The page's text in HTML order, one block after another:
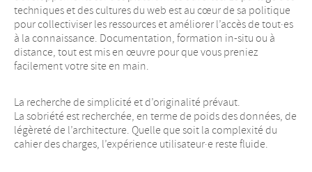
techniques et des cultures du web est au cœur de sa politique
pour collectiviser les ressources et améliorer l’accès de tout·es
à la connaissance. Documentation, formation in-situ ou à
distance, tout est mis en œuvre pour que vous preniez
facilement votre site en main.
La recherche de simplicité et d’originalité prévaut.
La sobriété est recherchée, en terme de poids des données, de
légèreté de l’architecture. Quelle que soit la complexité du
cahier des charges, l’expérience utilisateur·e reste fluide.